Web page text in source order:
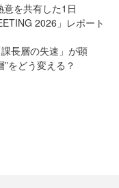
を共有した1日
2026」レポート
長層の失速」が顕
をどう変える？